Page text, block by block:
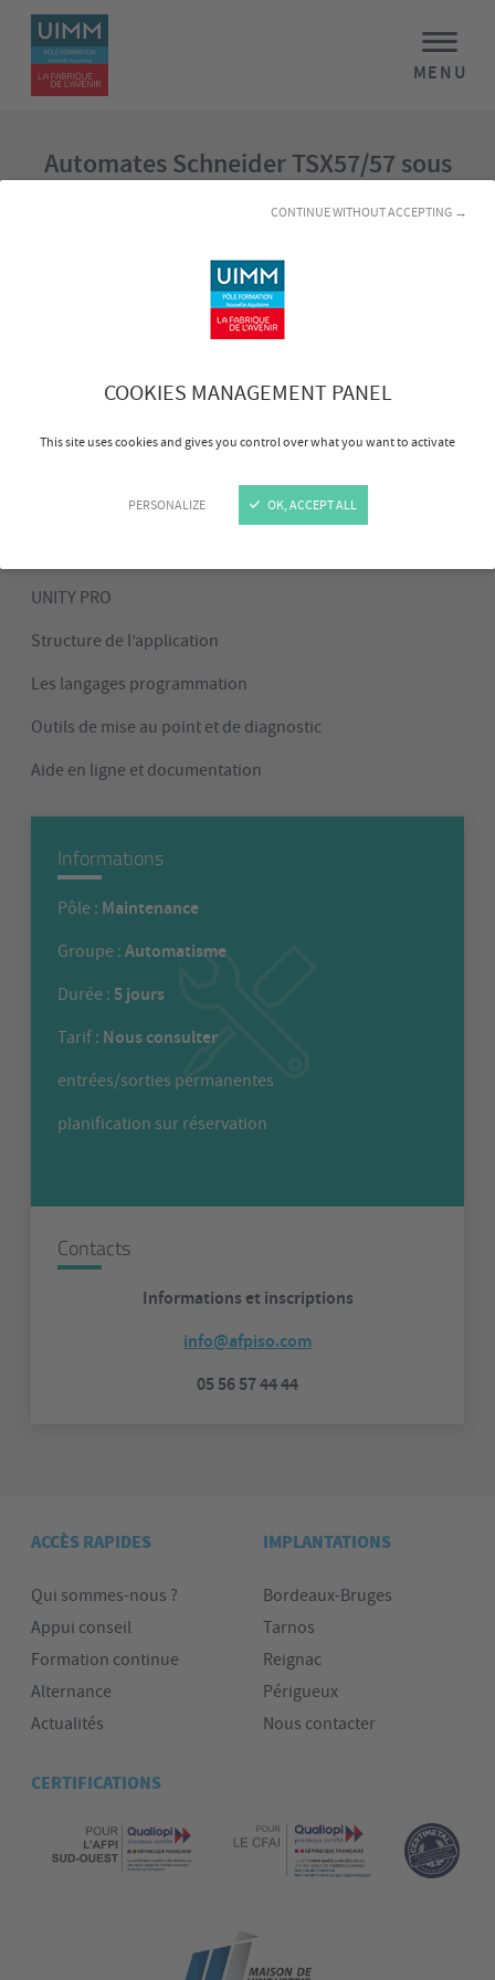
COOKIES MANAGEMENT PANEL
This site uses cookies and gives you control over what you want to activate
PERSONALIZE
CONTINUE WITHOUT ACCEPTING →
OK, ACCEPT ALL
MENU
Automates Schneider TSX57/57 sous
Unity Pro
Programmer les instructions du langage Unity PRO
Utiliser les outils de programmation du logiciel
Utiliser les outils de maintenance
listes croisées, adressage symbolique, etc.)
UNITY PRO
Structure de l’application
Les langages programmation
Outils de mise au point et de diagnostic
Aide en ligne et documentation
Informations
Pôle : Maintenance
Groupe : Automatisme
Durée : 5 jours
Tarif : Nous consulter
entrées/sorties permanentes
planification sur réservation
Contacts
Informations et inscriptions
info@afpiso.com
05 56 57 44 44
ACCÈS RAPIDES
Qui sommes-nous ?
Appui conseil
Formation continue
Alternance
Actualités
IMPLANTATIONS
Bordeaux-Bruges
Tarnos
Reignac
Périgueux
Nous contacter
CERTIFICATIONS